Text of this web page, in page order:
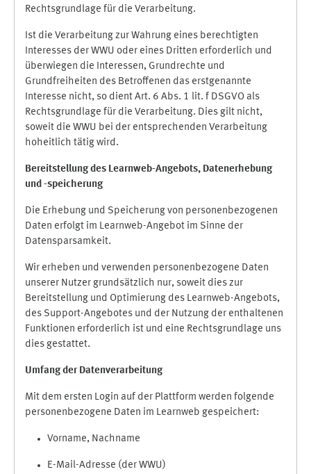
Rechtsgrundlage für die Verarbeitung.
Ist die Verarbeitung zur Wahrung eines berechtigten
Interesses der WWU oder eines Dritten erforderlich und
überwiegen die Interessen, Grundrechte und
Grundfreiheiten des Betroffenen das erstgenannte
Interesse nicht, so dient Art. 6 Abs. 1 lit. f DSGVO als
Rechtsgrundlage für die Verarbeitung. Dies gilt nicht,
soweit die WWU bei der entsprechenden Verarbeitung
hoheitlich tätig wird.
Bereitstellung des Learnweb-Angebots, Datenerhebung
und -speicherung
Die Erhebung und Speicherung von personenbezogenen
Daten erfolgt im Learnweb-Angebot im Sinne der
Datensparsamkeit.
Wir erheben und verwenden personenbezogene Daten
unserer Nutzer grundsätzlich nur, soweit dies zur
Bereitstellung und Optimierung des Learnweb-Angebots,
des Support-Angebotes und der Nutzung der enthaltenen
Funktionen erforderlich ist und eine Rechtsgrundlage uns
dies gestattet.
Umfang der Datenverarbeitung
Mit dem ersten Login auf der Plattform werden folgende
personenbezogene Daten im Learnweb gespeichert:
Vorname, Nachname
E-Mail-Adresse (der WWU)